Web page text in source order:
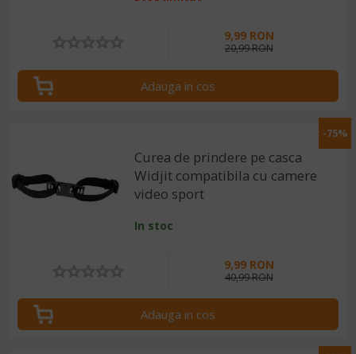
9,99 RON
20,99 RON
Adauga in cos
-75%
Curea de prindere pe casca
Widjit compatibila cu camere
video sport
In stoc
9,99 RON
40,99 RON
Adauga in cos